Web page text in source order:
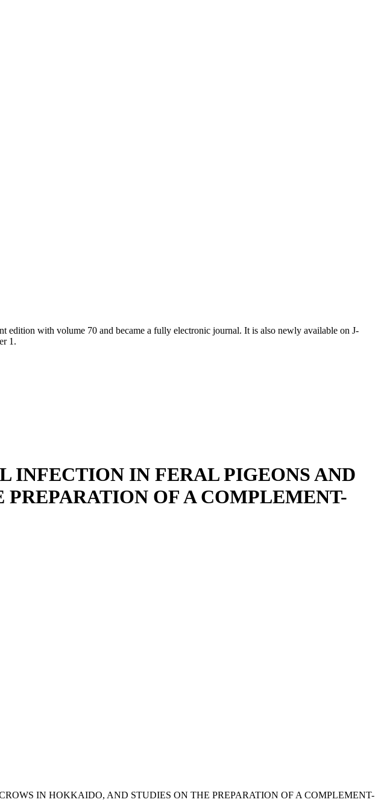
edition with volume 70 and became a fully electronic journal. It is also newly available on J-
1.
IN FERAL PIGEONS AND
OF A COMPLEMENT-
IN HOKKAIDO, AND STUDIES ON THE PREPARATION OF A COMPLEMENT-